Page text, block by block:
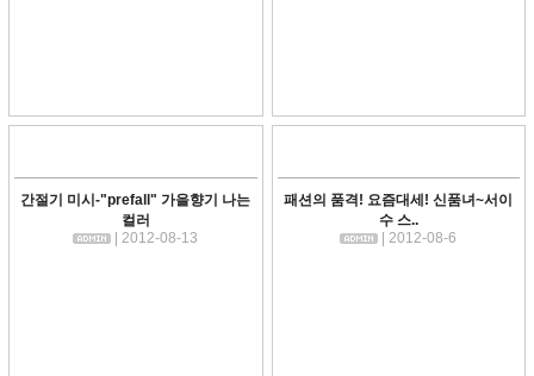
간절기 미시-"prefall" 가을향기 나는
컬러
| 2012-08-13
패션의 품격! 요즘대세! 신품녀~서이
수 스..
| 2012-08-6